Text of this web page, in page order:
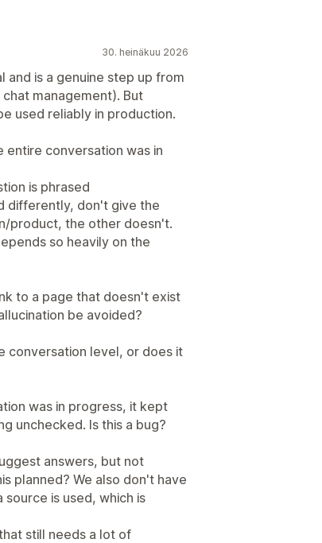
30. heinäkuu 2026
and is a genuine step up from
management). But
used reliably in production.
entire conversation was in
is phrased
differently, don't give the
product, the other doesn't.
so heavily on the
to a page that doesn't exist
be avoided?
conversation level, or does it
was in progress, it kept
unchecked. Is this a bug?
answers, but not
planned? We also don't have
is used, which is
still needs a lot of